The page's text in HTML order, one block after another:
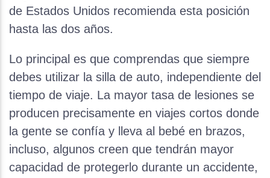
de Estados Unidos recomienda esta posición
hasta las dos años.
Lo principal es que comprendas que siempre
debes utilizar la silla de auto, independiente del
tiempo de viaje. La mayor tasa de lesiones se
producen precisamente en viajes cortos donde
la gente se confía y lleva al bebé en brazos,
incluso, algunos creen que tendrán mayor
capacidad de protegerlo durante un accidente,